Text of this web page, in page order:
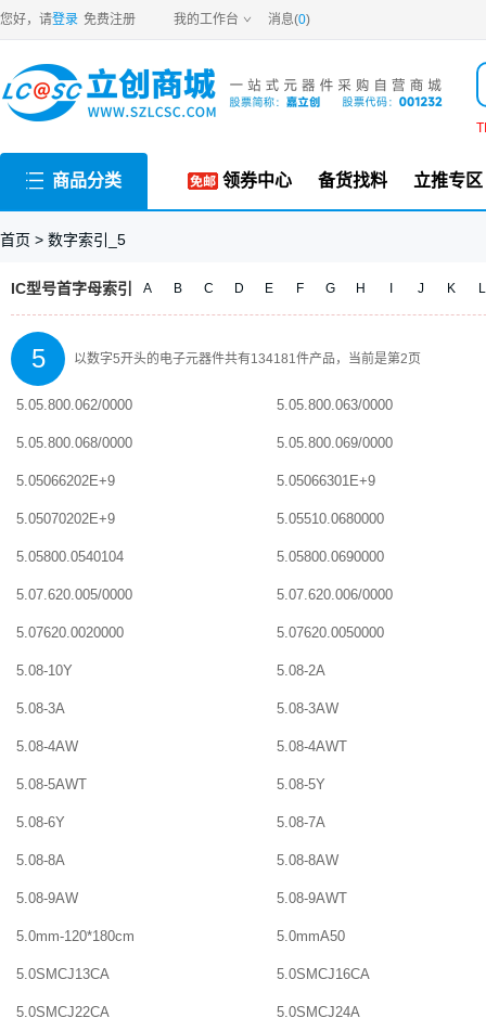
数字5 开头的电子元器件
您好，请登录 免费注册 我的工作台 消息(0)
TI
商品分类 领券中心 备货找料 立推专区
首页 > 数字索引_5
IC型号首字母索引 A B C D E F G H J K L
5 以数字5开头的电子元器件共有134181件产品，当前是第2 页
5.05.800.062/0000 5.05.800.063/0000
5.05.800.068/0000 5.05.800.069/0000
5.05066202E+9 5.05066301E+9
5.05070202E+9 5.05510.0680000
5.05800.0540104 5.05800.0690000
5.07.620.005/0000 5.07.620.006/0000
5.07620.0020000 5.07620.0050000
5.08-10Y 5.08-2A
5.08-3A 5.08-3AW
5.08-4AW 5.08-4AWT
5.08-5AWT 5.08-5Y
5.08-6Y 5.08-7A
5.08-8A 5.08-8AW
5.08-9AW 5.08-9AWT
5.0mm-120*180cm 5.0mmA50
5.0SMCJ13CA 5.0SMCJ16CA
5.0SMCJ22CA 5.0SMCJ24A